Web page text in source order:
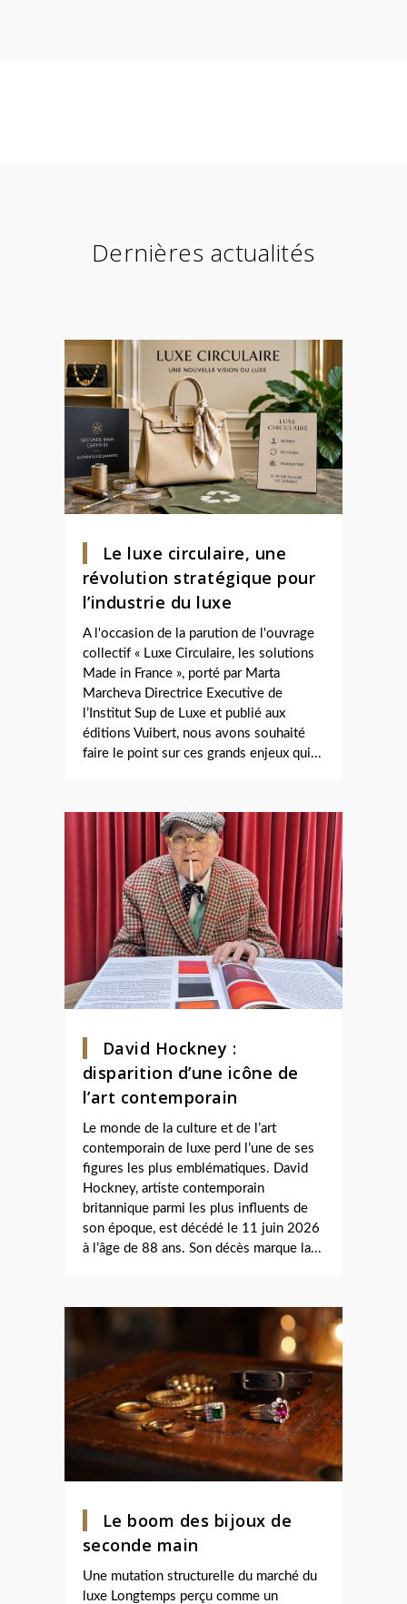
Dernières actualités
Le luxe circulaire, une
révolution stratégique pour
l’industrie du luxe
A l'occasion de la parution de l'ouvrage
collectif « Luxe Circulaire, les solutions
Made in France », porté par Marta
Marcheva Directrice Executive de
l’Institut Sup de Luxe et publié aux
éditions Vuibert, nous avons souhaité
faire le point sur ces grands enjeux qui...
David Hockney :
disparition d’une icône de
l’art contemporain
Le monde de la culture et de l’art
contemporain de luxe perd l’une de ses
figures les plus emblématiques. David
Hockney, artiste contemporain
britannique parmi les plus influents de
son époque, est décédé le 11 juin 2026
à l’âge de 88 ans. Son décès marque la...
Le boom des bijoux de
seconde main
Une mutation structurelle du marché du
luxe Longtemps perçu comme un